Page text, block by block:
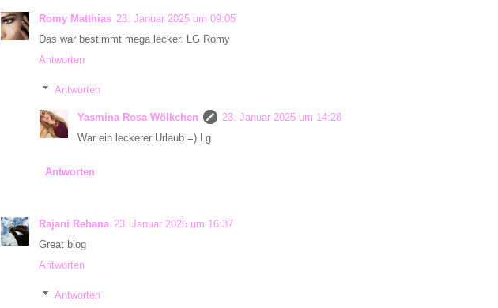
Romy Matthias 23. Januar 2025 um 09:05
Das war bestimmt mega lecker. LG Romy
Antworten
Antworten
Yasmina Rosa Wölkchen
23. Januar 2025 um 14:28
War ein leckerer Urlaub =) Lg
Antworten
Rajani Rehana 23. Januar 2025 um 16:37
Great blog
Antworten
Antworten